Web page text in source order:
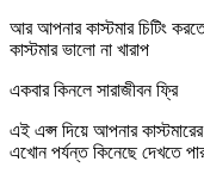
আর আপনার কাস্টমার চিটিং
কাস্টমার ভালো না খারাপ
একবার কিনলে সারাজীবন ফ্রি
এই এপ্স দিয়ে আপনার
এখোন পর্যন্ত কিনেছে দেখতে